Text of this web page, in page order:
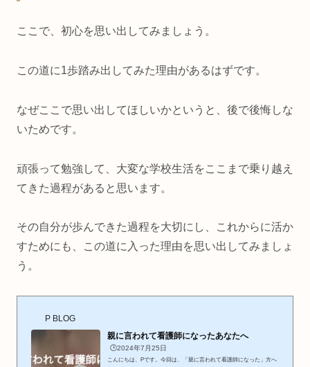
ここで、初心を思い出してみましょう。
この道に1歩踏み出してみた理由があるはずです。
なぜここで思い出してほしいかというと、後で後悔しな
いためです。
頑張って勉強して、大変な学校生活をここまで乗り越え
てきた過程があると思います。
その自分が歩んできた過程を大切にし、これからに活か
すためにも、この道に入った理由を思い出してみましょ
う。
P BLOG
親に言われて看護師になったあなたへ
🕒️2024年7月25日
こんにちは、Pです。今回は、「親に言われて看護師になった」方へ